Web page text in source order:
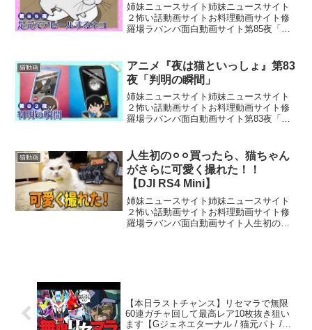
姉妹ニュースサイト姉妹ニュースサイト
２怖い話動画サイトお料理動画サイト修
羅場ラバンバ面白動画サイト第85夜「足
避けてもまた足の上に座ろうとする
が……。ー 疲れて帰ってき...
猫動画
アニメ『夜は猫といっしょ』第83
夜「判明の瞬間」
姉妹ニュースサイト姉妹ニュースサイト
２怖い話動画サイトお料理動画サイト修
羅場ラバンバ面白動画サイト第83夜「判
ミヤマセンパイだったが……。ー 疲れて
帰ってきた夜は、猫と...
猫動画
人生初の⚪︎⚪︎買ったら、猫ちゃん
がさらに可愛く撮れた！！
【DJI RS4 Mini】
姉妹ニュースサイト姉妹ニュースサイト
２怖い話動画サイトお料理動画サイト修
羅場ラバンバ面白動画サイト人生初のカ
【本日ラストチャンス】リセマラで無限
60連ガチャ回して最高レア10枚抜き狙い
ます【Gジェネエターナル / 猫元パト /